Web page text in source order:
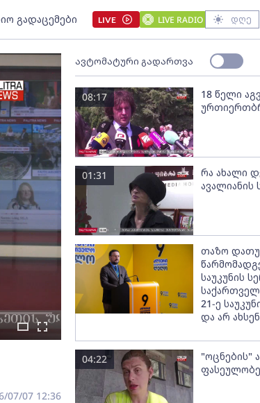
გადაცემები LIVE LIVE RADIO დღე
07/07 12:36
ავტომატური გადართვა
18 წელი
08:17
რა ახალი
ავალიანის
01:31
თაზო
საუკუნის
21-ე
და არ
"ოცნების"
04:22